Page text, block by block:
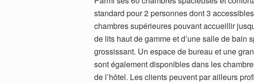
standard pour 2 personnes dont 3
chambres supérieures pouvant accueillir
de lits haut de gamme et d’une salle de
grossissant. Un espace de bureau et une
sont également disponibles dans les
de l’hôtel. Les clients peuvent par ailleurs